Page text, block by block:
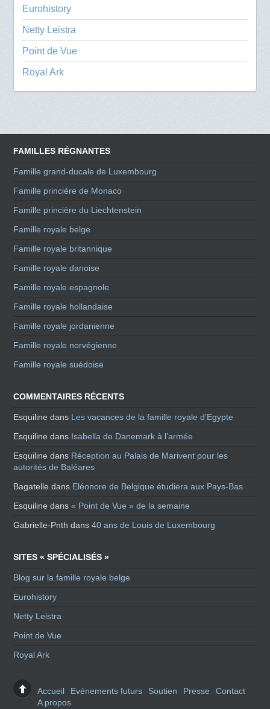
Eurohistory
Netty Leistra
Point de Vue
Royal Ark
FAMILLES RÉGNANTES
Famille grand-ducale de Luxembourg
Famille princière de Monaco
Famille princière du Liechtenstein
Famille royale belge
Famille royale britannique
Famille royale danoise
Famille royale espagnole
Famille royale hollandaise
Famille royale jordanienne
Famille royale norvégienne
Famille royale suédoise
COMMENTAIRES RÉCENTS
Esquiline dans Les vacances de la famille royale d’Egypte
Esquiline dans Isabella de Danemark à l’armée
Esquiline dans Réception au Palais de Marivent pour les
autorités de Baléares
Bagatelle dans Eléonore de Belgique étudiera aux Pays-Bas
Esquiline dans« Point de Vue » de la semaine
Gabrielle-Pnth dans40 ans de Louis de Luxembourg
SITES « SPÉCIALISÉS »
Blog sur la famille royale belge
Eurohistory
Netty Leistra
Point de Vue
Royal Ark
Accueil Evénements futurs Soutien Presse
Contact
A propos